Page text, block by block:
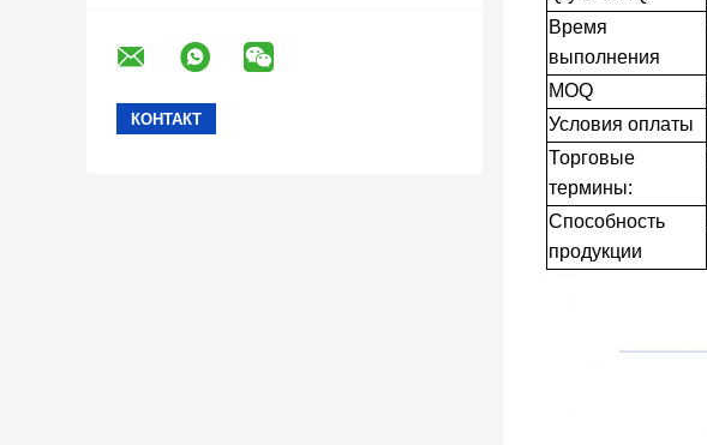
Время
выполнения
MOQ
Условия оплаты
Торговые
термины:
Способность
продукции